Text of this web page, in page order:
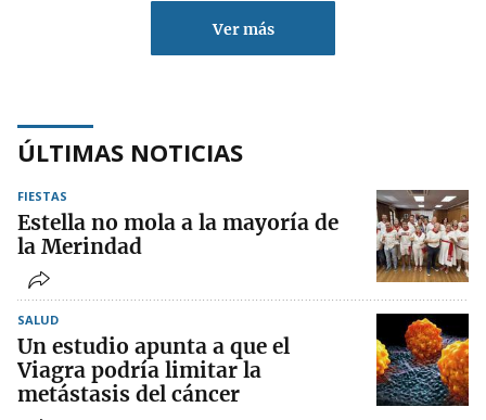
Ver más
ÚLTIMAS NOTICIAS
FIESTAS
Estella no mola a la mayoría de
la Merindad
SALUD
Un estudio apunta a que el
Viagra podría limitar la
metástasis del cáncer